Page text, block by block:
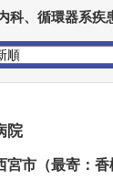
科、循環器系疾
院
宮市（最寄：